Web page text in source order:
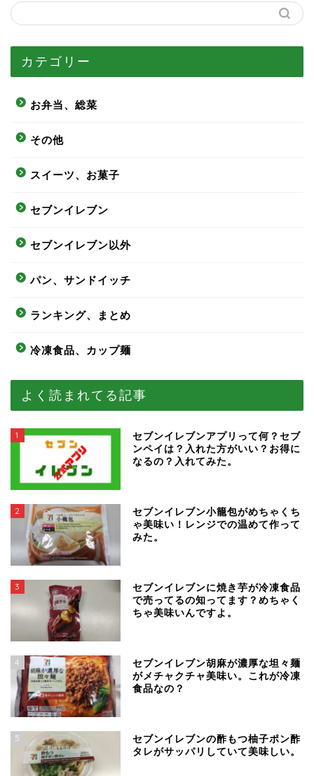
カテゴリー
お弁当、総菜
その他
スイーツ、お菓子
セブンイレブン
セブンイレブン以外
パン、サンドイッチ
ランキング、まとめ
冷凍食品、カップ麺
よく読まれてる記事
1
セブンイレブンアプリって何？セブ
ンペイは？入れた方がいい？お得に
なるの？入れてみた。
2
セブンイレブン小籠包がめちゃくち
ゃ美味い！レンジでの温めて作って
みた。
3
セブンイレブンに焼き芋が冷凍食品
で売ってるの知ってます？めちゃく
ちゃ美味いんですよ。
4
セブンイレブン胡麻が濃厚な坦々麺
がメチャクチャ美味い。これが冷凍
食品なの？
5
セブンイレブンの酢もつ柚子ポン酢
タレがサッパリしていて美味しい。